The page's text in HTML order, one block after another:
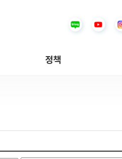
정책